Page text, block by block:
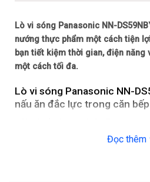
Hẹn Giờ: Tối đa 90 phút
Tính Năng Khác: Đèn trong khoang
Các Tiện Ích Khác
Thêm Bớt THời Gian Nấu: Có
Lò vi sóng Panasonic NN-
nướng thực phẩm một cách tiện
bạn tiết kiệm thời gian, điện năng
một cách tối đa.
Lò vi sóng Panasonic NN-
nấu ăn đắc lực trong căn
Panasonic là thương hiệu đến từ
Đọc thêm